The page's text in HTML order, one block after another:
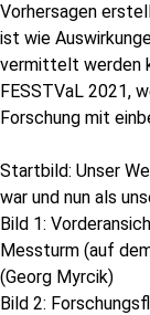
Vorhersagen
ist wie
vermittelt werden
FESSTVaL 2021,
Forschung mit
Startbild: Unser
war und nun als
Bild 1:
Messturm (auf
(Georg Myrcik)
Bild 2: